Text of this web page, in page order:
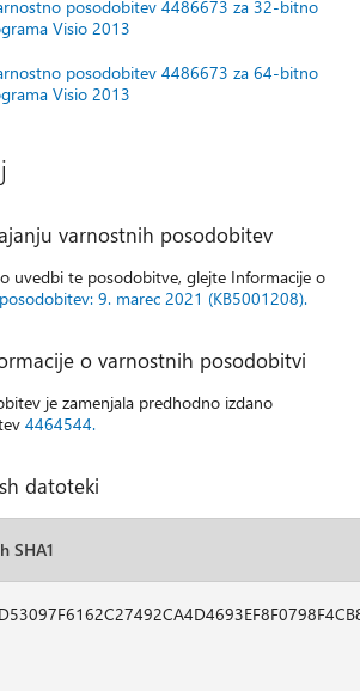
posodobitev 4486673 za 32-bitno
Visio 2013
posodobitev 4486673 za 64-bitno
Visio 2013
varnostnih posodobitev
uvedbi te posodobitve, glejte Informacije o
posodobitev: 9. marec 2021 (KB5001208).
o varnostnih posodobitvi
je zamenjala predhodno izdano
4464544.
datoteki
SHA1